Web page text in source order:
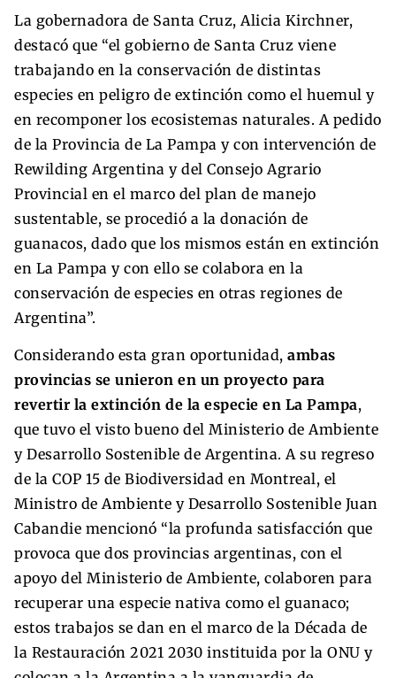
La gobernadora de Santa Cruz, Alicia Kirchner,
destacó que “el gobierno de Santa Cruz viene
trabajando en la conservación de distintas
especies en peligro de extinción como el huemul y
en recomponer los ecosistemas naturales. A pedido
de la Provincia de La Pampa y con intervención de
Rewilding Argentina y del Consejo Agrario
Provincial en el marco del plan de manejo
sustentable, se procedió a la donación de
guanacos, dado que los mismos están en extinción
en La Pampa y con ello se colabora en la
conservación de especies en otras regiones de
Argentina”.
Considerando esta gran oportunidad, ambas
provincias se unieron en un proyecto para
revertir la extinción de la especie en La Pampa,
que tuvo el visto bueno del Ministerio de Ambiente
y Desarrollo Sostenible de Argentina. A su regreso
de la COP 15 de Biodiversidad en Montreal, el
Ministro de Ambiente y Desarrollo Sostenible Juan
Cabandie mencionó “la profunda satisfacción que
provoca que dos provincias argentinas, con el
apoyo del Ministerio de Ambiente, colaboren para
recuperar una especie nativa como el guanaco;
estos trabajos se dan en el marco de la Década de
la Restauración 2021 2030 instituida por la ONU y